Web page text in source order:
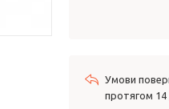
протягом 14